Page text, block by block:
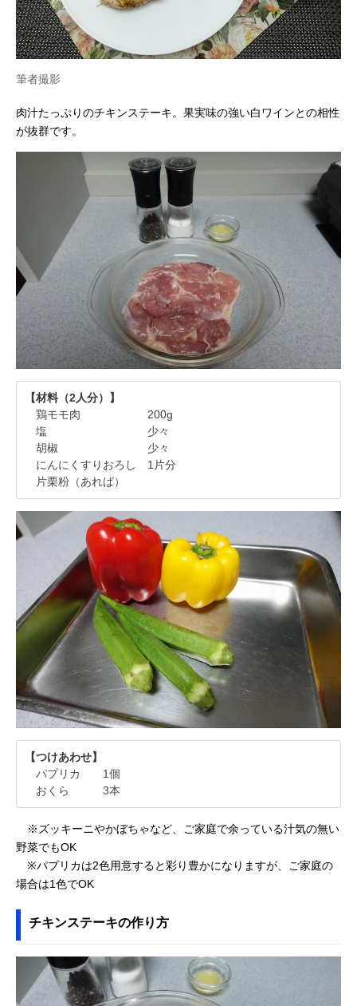
筆者撮影
肉汁たっぷりのチキンステーキ。果実味の強い白ワインとの相性
が抜群です。
【材料（2人分）】
鶏モモ肉 200g
塩 少々
胡椒 少々
にんにくすりおろし 1片分
片栗粉（あれば）
【つけあわせ】
パプリカ 1個
おくら 3本
※ズッキーニやかぼちゃなど、ご家庭で余っている汁気の無い
野菜でもOK
※パプリカは2色用意すると彩り豊かになりますが、ご家庭の
場合は1色でOK
チキンステーキの作り方